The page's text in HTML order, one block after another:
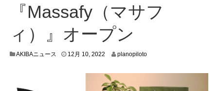
『Massafy（マサフ
ィ）』オープン
AKIBAニュース 12月 10, 2022
6
,
planopiloto